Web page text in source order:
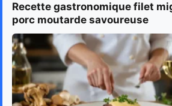
Recette gastronomique filet
porc moutarde savoureuse